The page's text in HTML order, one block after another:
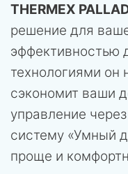
THERMEX
решение для
эффективностью
технологиями он
сэкономит ваши
управление
систему «Умный
проще и